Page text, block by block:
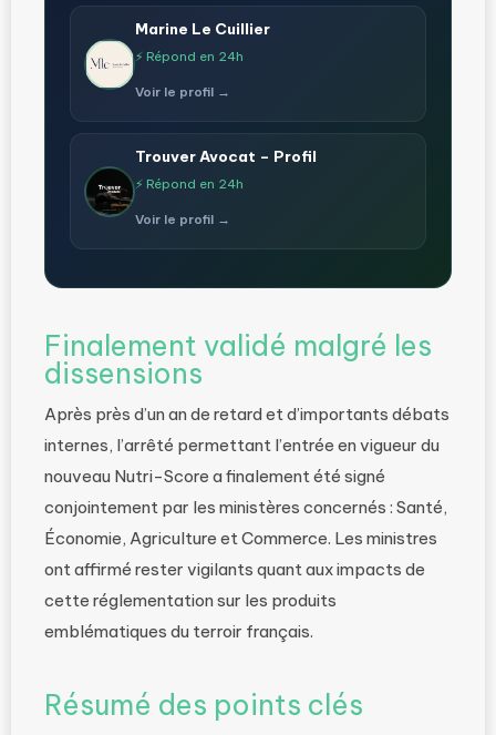
Marine Le Cuillier
⚡ Répond en 24h
Voir le profil →
Trouver Avocat – Profil
⚡ Répond en 24h
Voir le profil →
Finalement validé malgré les
dissensions
Après près d’un an de retard et d’importants débats
internes, l’arrêté permettant l’entrée en vigueur du
nouveau Nutri-Score a finalement été signé
conjointement par les ministères concernés : Santé,
Économie, Agriculture et Commerce. Les ministres
ont affirmé rester vigilants quant aux impacts de
cette réglementation sur les produits
emblématiques du terroir français.
Résumé des points clés